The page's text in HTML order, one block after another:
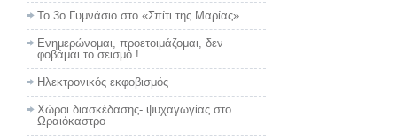
To 3ο Γυμνάσιο στο «Σπίτι της Μαρίας»
Ενημερώνομαι, προετοιμάζομαι, δεν
φοβάμαι το σεισμό !
Ηλεκτρονικός εκφοβισμός
Χώροι διασκέδασης- ψυχαγωγίας στο
Ωραιόκαστρο